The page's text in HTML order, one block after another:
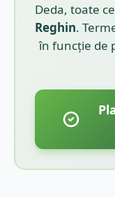
Deda, toate
Reghin.
în funcție de